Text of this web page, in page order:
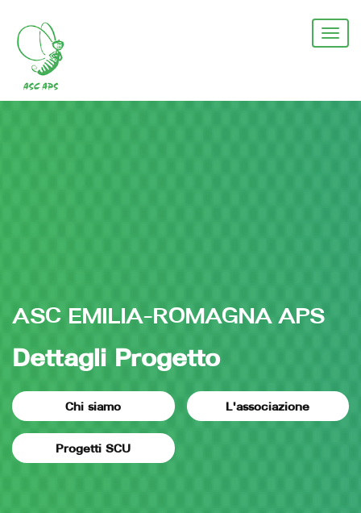
contenuto
principale
ASC EMILIA-ROMAGNA APS
Dettagli Progetto
Chi siamo L'associazione
Progetti SCU